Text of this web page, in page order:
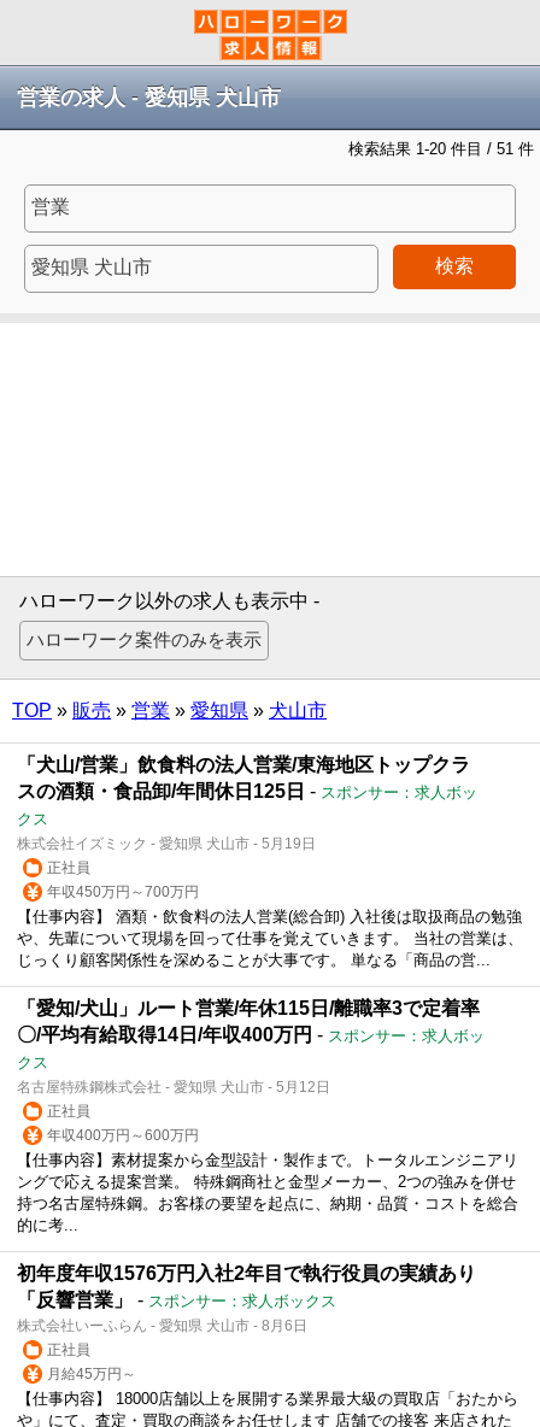
営業の求人 - 愛知県 犬山市
検索結果 1-20 件目 / 51 件
検索
ハローワーク以外の求人も表示中 -
TOP » 販売 » 営業 » 愛知県 » 犬山市
「犬山/営業」飲食料の法人営業/東海地区トップクラ
スの酒類・食品卸/年間休日125日 - スポンサー：求人ボッ
クス
株式会社イズミック - 愛知県 犬山市 - 5月19日
正社員
年収450万円～700万円
【仕事内容】 酒類・飲食料の法人営業(総合卸) 入社後は取扱商品の勉強
や、先輩について現場を回って仕事を覚えていきます。 当社の営業は、
じっくり顧客関係性を深めることが大事です。 単なる「商品の営...
「愛知/犬山」ルート営業/年休115日/離職率3で定着率
〇/平均有給取得14日/年収400万円 - スポンサー：求人ボッ
クス
名古屋特殊鋼株式会社 - 愛知県 犬山市 - 5月12日
正社員
年収400万円～600万円
【仕事内容】素材提案から金型設計・製作まで。トータルエンジニアリ
ングで応える提案営業。 特殊鋼商社と金型メーカー、2つの強みを併せ
持つ名古屋特殊鋼。お客様の要望を起点に、納期・品質・コストを総合
的に考...
初年度年収1576万円入社2年目で執行役員の実績あり
「反響営業」
- スポンサー：求人ボックス
株式会社いーふらん - 愛知県 犬山市 - 8月6日
正社員
月給45万円～
【仕事内容】 18000店舗以上を展開する業界最大級の買取店「おたから
や」にて、査定・買取の商談をお任せします 店舗での接客 来店された